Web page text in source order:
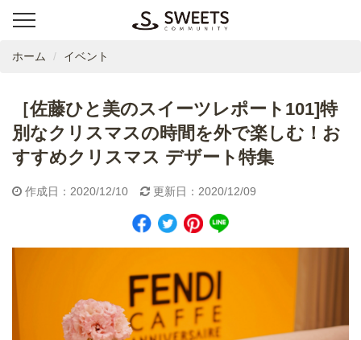
ホーム イベント
［佐藤ひと美のスイーツレポート101]特
別なクリスマスの時間を外で楽しむ！お
すすめクリスマス デザート特集
作成日：2020/12/10 更新日：2020/12/09